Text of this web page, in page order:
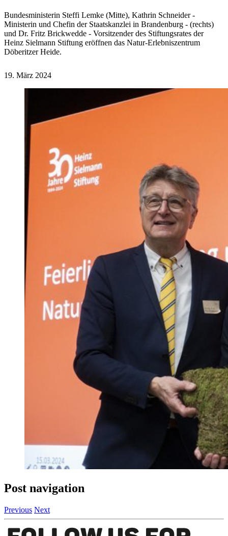
Bundesministerin Steffi Lemke (Mitte), Kathrin Schneider -
Ministerin und Chefin der Staatskanzlei in Brandenburg - (rechts)
und Dr. Fritz Brickwedde - Vorsitzender des Stiftungsrates der
Heinz Sielmann Stiftung eröffnen das Natur-Erlebniszentrum
Döberitzer Heide.
19. März 2024
Post navigation
Previous Next